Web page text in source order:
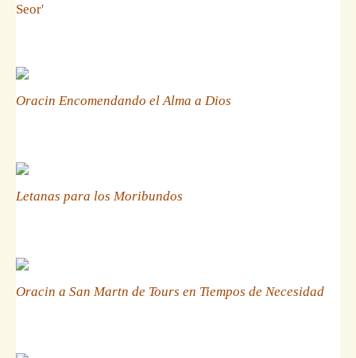
Seor'
Oracin Encomendando el Alma a Dios
Letanas para los Moribundos
Oracin a San Martn de Tours en Tiempos de Necesidad